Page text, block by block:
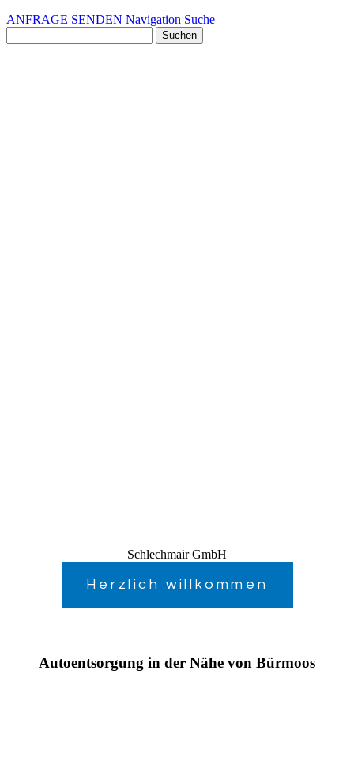
ANFRAGE SENDEN Navigation Suche
nach:
Schlechmair GmbH
Herzlich willkommen
Autoentsorgung in der Nähe von Bürmoos